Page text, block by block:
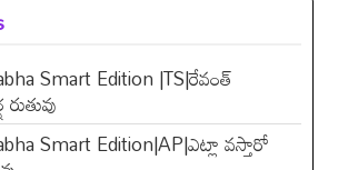
Smart Edition |TS|రేవంత్​
Smart Edition|AP|ఎట్లా వస్తారో